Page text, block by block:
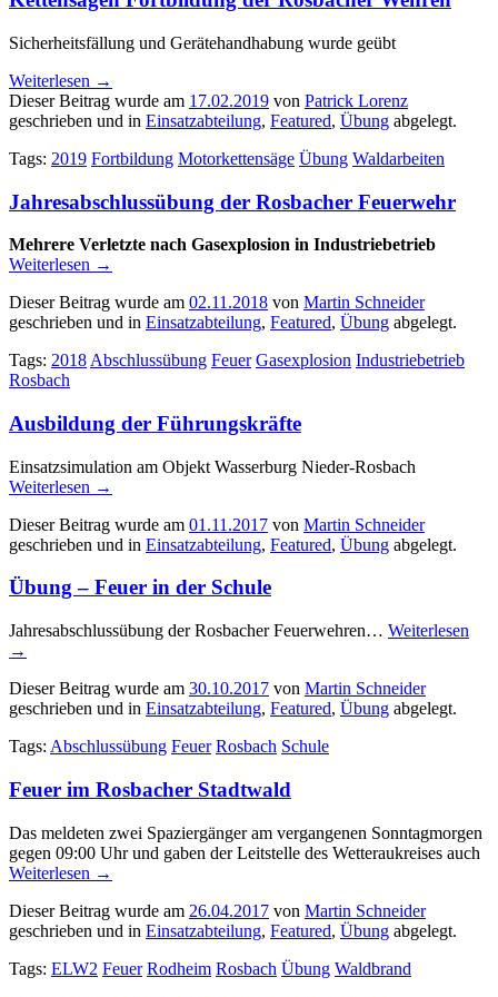
Sicherheitsfällung und Gerätehandhabung wurde geübt
Weiterlesen →
Dieser Beitrag wurde am 17.02.2019 von Patrick Lorenz
geschrieben und in Einsatzabteilung, Featured, Übung abgelegt.
Tags: 2019 Fortbildung Motorkettensäge Übung Waldarbeiten
Jahresabschlussübung der Rosbacher Feuerwehr
Mehrere Verletzte nach Gasexplosion in Industriebetrieb
Weiterlesen →
Dieser Beitrag wurde am 02.11.2018 von Martin Schneider
geschrieben und in Einsatzabteilung, Featured, Übung abgelegt.
Tags: 2018 Abschlussübung Feuer Gasexplosion Industriebetrieb
Rosbach
Ausbildung der Führungskräfte
Einsatzsimulation am Objekt Wasserburg Nieder-Rosbach
Weiterlesen →
Dieser Beitrag wurde am 01.11.2017 von Martin Schneider
geschrieben und in Einsatzabteilung, Featured, Übung abgelegt.
Übung – Feuer in der Schule
Jahresabschlussübung der Rosbacher Feuerwehren… Weiterlesen
→
Dieser Beitrag wurde am 30.10.2017 von Martin Schneider
geschrieben und in Einsatzabteilung, Featured, Übung abgelegt.
Tags: Abschlussübung Feuer Rosbach Schule
Feuer im Rosbacher Stadtwald
Das meldeten zwei Spaziergänger am vergangenen Sonntagmorgen
gegen 09:00 Uhr und gaben der Leitstelle des Wetteraukreises auch
Weiterlesen →
Dieser Beitrag wurde am 26.04.2017 von Martin Schneider
geschrieben und in Einsatzabteilung, Featured, Übung abgelegt.
Tags: ELW2 Feuer Rodheim Rosbach Übung Waldbrand